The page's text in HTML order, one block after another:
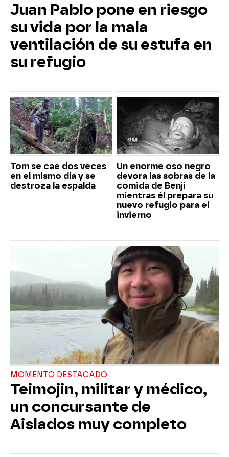
Juan Pablo pone en riesgo
su vida por la mala
ventilación de su estufa en
su refugio
Tom se cae dos veces
en el mismo día y se
destroza la espalda
Un enorme oso negro
devora las sobras de la
comida de Benji
mientras él prepara su
nuevo refugio para el
invierno
MOMENTO DESTACADO
Teimojin, militar y médico,
un concursante de
Aislados muy completo